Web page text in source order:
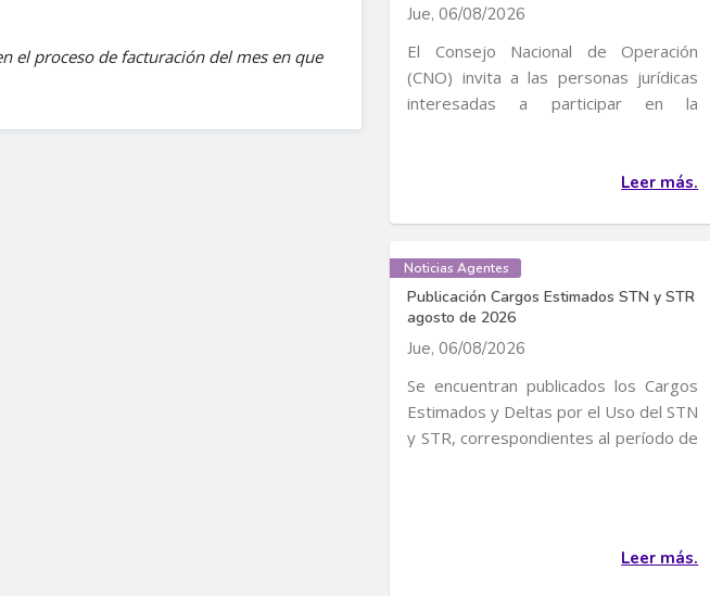
el proceso de facturación del mes en que
Jue, 06/08/2026
El Consejo Nacional de Operación
(CNO) invita a las personas jurídicas
interesadas a participar en la
Leer más.
Noticias Agentes
Publicación Cargos Estimados STN y STR
agosto de 2026
Jue, 06/08/2026
Se encuentran publicados los Cargos
Estimados y Deltas por el Uso del STN
y STR, correspondientes al período de
Leer más.